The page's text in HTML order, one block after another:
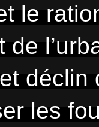
le
de
les